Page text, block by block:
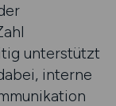
unterstützt
interne